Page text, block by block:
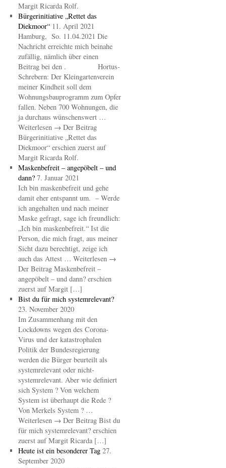
Margit Ricarda Rolf.
Bürgerinitiative „Rettet das
Diekmoor“ 11. April 2021
Hamburg, So. 11.04.2021 Die
Nachricht erreichte mich beinahe
zufällig, nämlich über einen
Beitrag bei den . Hortus-
Schrebern: Der Kleingartenverein
meiner Kindheit soll dem
Wohnungsbauprogramm zum Opfer
fallen. Neben 700 Wohnungen, die
ja durchaus wünschenswert …
Weiterlesen → Der Beitrag
Bürgerinitiative „Rettet das
Diekmoor“ erschien zuerst auf
Margit Ricarda Rolf.
Maskenbefreit – angepöbelt – und
dann? 7. Januar 2021
Ich bin maskenbefreit und gehe
damit eher entspannt um. – Werde
ich angehalten und nach meiner
Maske gefragt, sage ich freundlich:
„Ich bin maskenbefreit.“ Ist die
Person, die mich fragt, aus meiner
Sicht dazu berechtigt, zeige ich
auch das Attest … Weiterlesen →
Der Beitrag Maskenbefreit –
angepöbelt – und dann? erschien
zuerst auf Margit […]
Bist du für mich systemrelevant?
23. November 2020
Im Zusammenhang mit den
Lockdowns wegen des Corona-
Virus und der katastrophalen
Politik der Bundesregierung
werden die Bürger beurteilt als
systemrelevant oder nicht-
systemrelevant. Aber wie definiert
sich System ? Von welchem
System ist überhaupt die Rede ?
Von Merkels System ? …
Weiterlesen → Der Beitrag Bist du
für mich systemrelevant? erschien
zuerst auf Margit Ricarda […]
Heute ist ein besonderer Tag 27.
September 2020